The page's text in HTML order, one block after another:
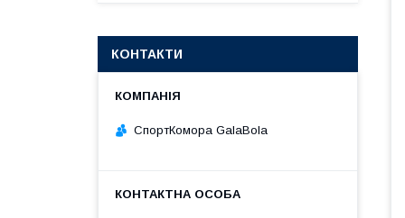
КОНТАКТИ
СпортКомора GalaBola